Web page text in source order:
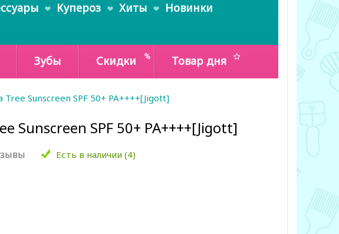
Купероз Хиты
Новинки
Зубы Скидки Товар дня
Tree Sunscreen SPF 50+ PA++++[Jigott]
Sunscreen SPF 50+ PA++++[Jigott]
Есть в наличии (4)